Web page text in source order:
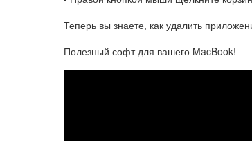
Теперь вы знаете, как удалить
Полезный софт для вашего MacBook!